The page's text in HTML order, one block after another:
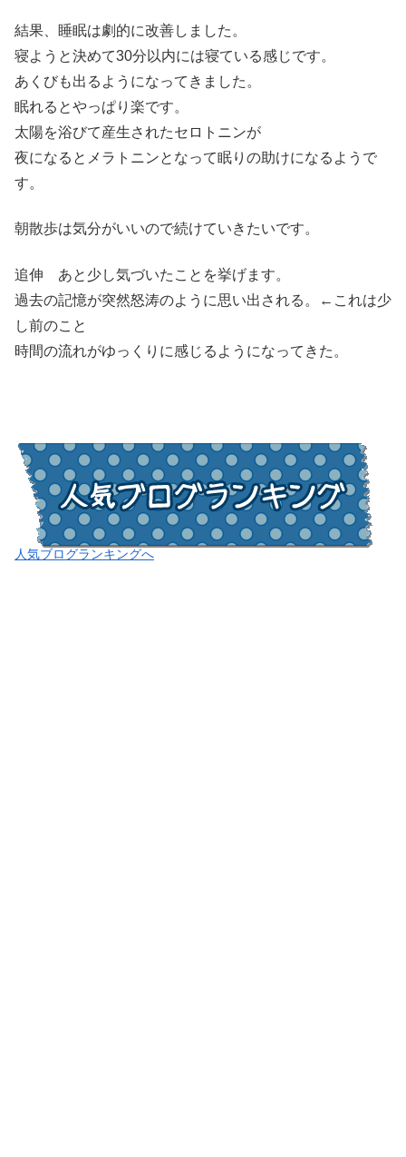
結果、睡眠は劇的に改善しました。
寝ようと決めて30分以内には寝ている感じです。
あくびも出るようになってきました。
眠れるとやっぱり楽です。
太陽を浴びて産生されたセロトニンが
夜になるとメラトニンとなって眠りの助けになるようで
す。
朝散歩は気分がいいので続けていきたいです。
追伸 あと少し気づいたことを挙げます。
過去の記憶が突然怒涛のように思い出される。←これは少
し前のこと
時間の流れがゆっくりに感じるようになってきた。
人気ブログランキングへ